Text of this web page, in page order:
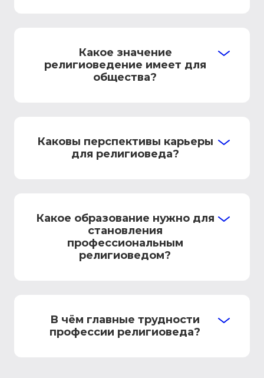
Какое значение
религиоведение имеет для
общества?
Каковы перспективы карьеры
для религиоведа?
Какое образование нужно для
становления
профессиональным
религиоведом?
В чём главные трудности
профессии религиоведа?